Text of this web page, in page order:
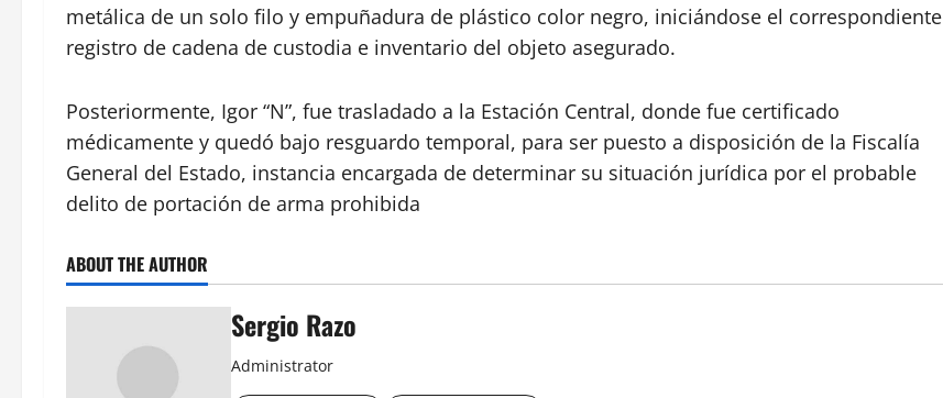
metálica de un solo filo y empuñadura de plástico color negro, iniciándose el correspondiente
registro de cadena de custodia e inventario del objeto asegurado.
Posteriormente, Igor “N”, fue trasladado a la Estación Central, donde fue certificado
médicamente y quedó bajo resguardo temporal, para ser puesto a disposición de la Fiscalía
General del Estado, instancia encargada de determinar su situación jurídica por el probable
delito de portación de arma prohibida
ABOUT THE AUTHOR
Sergio Razo
Administrator